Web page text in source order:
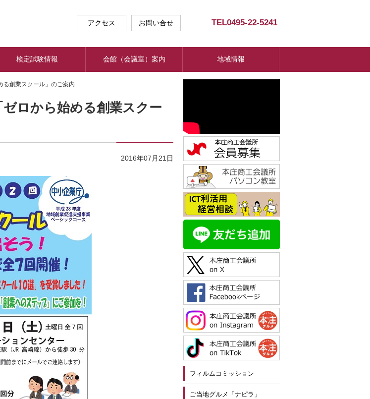
アクセス お問い合せ TEL0495-22-5241
検定試験情報 会館（会議室）案内 地域情報
る創業スクール」のご案内
ロから始める創業スクー
2016年07月21日
フィルムコミッション
ご当地グルメ「ナピラ」